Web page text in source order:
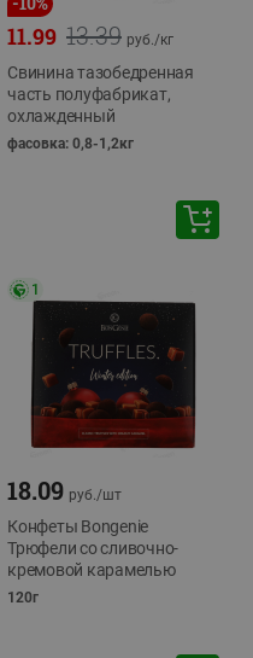
13.39
11.99 руб./кг
Свинина тазобедренная
часть полуфабрикат,
охлажденный
фасовка: 0,8-1,2кг
1
18.09 руб./шт
Конфеты Bongenie
Трюфели со сливочно-
кремовой карамелью
120г